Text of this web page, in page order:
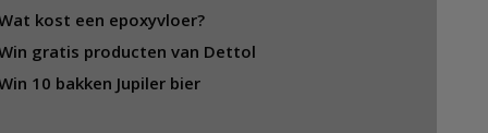
kost een epoxyvloer?
gratis producten van Dettol
10 bakken Jupiler bier